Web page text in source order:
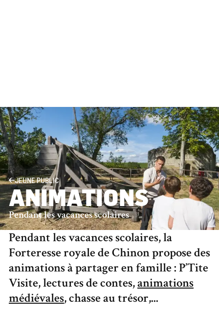
JEUNE PUBLIC
ANIMATIONS
Pendant les vacances scolaires
Pendant les vacances scolaires, la
Forteresse royale de Chinon propose des
animations à partager en famille : P’Tite
Visite, lectures de contes,animations
médiévales, chasse au trésor,...